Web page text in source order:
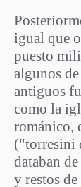
igual que
puesto
algunos
antiguos
como la
románico,
("torresini
databan
y restos